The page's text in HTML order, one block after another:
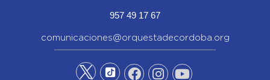
957 49 17 67
comunicaciones@orquestadecordoba.org